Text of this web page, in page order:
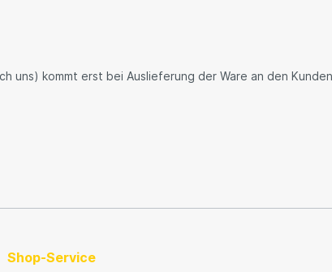
uns) kommt erst bei Auslieferung der Ware an den
Shop-Service